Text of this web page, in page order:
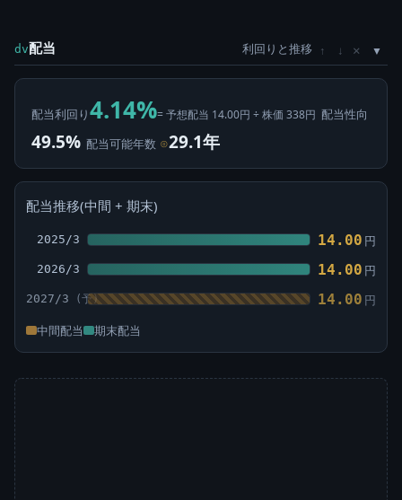
dv配当 利回りと推移 ↑ ↓ ×
配当利回り4.14%= 予想配当 14.00円 ÷ 株価 338円 配当性向
49.5% 配当可能年数 ⊙29.1年
配当推移(中間 + 期末)
2025/3 14.00 円
2026/3 14.00 円
2027/3 14.00 円
中間配当 期末配当